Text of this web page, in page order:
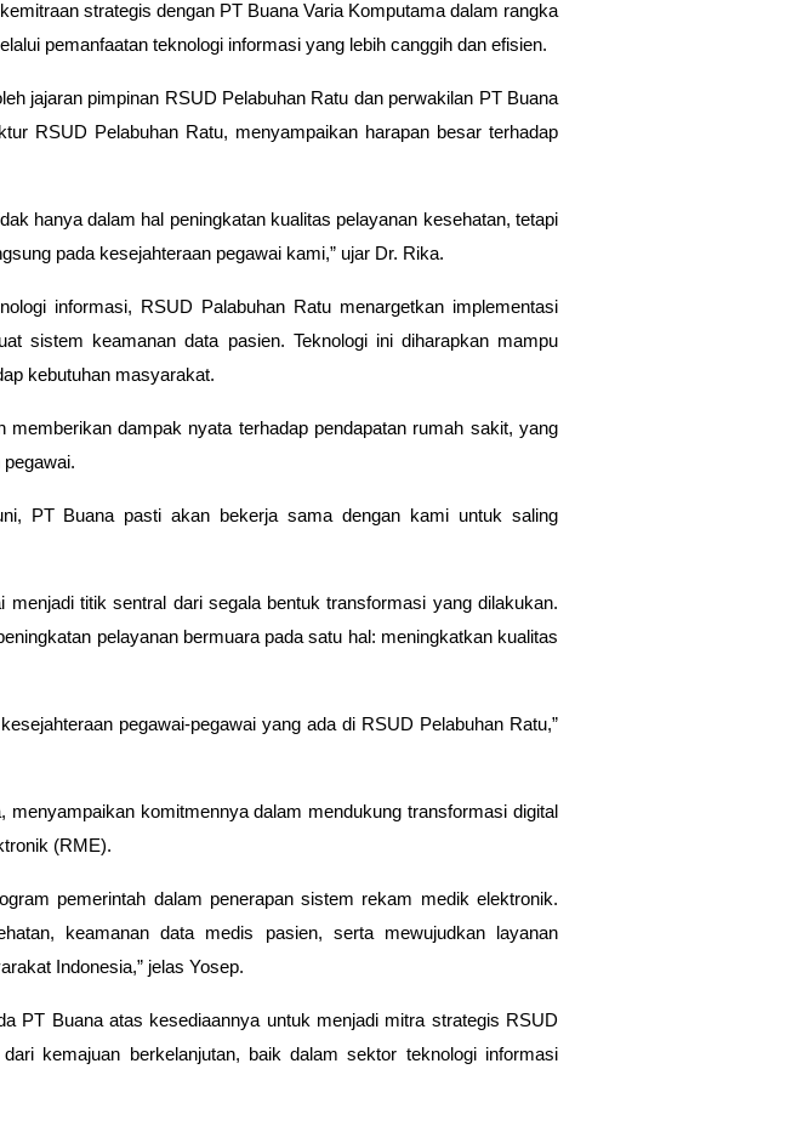
strategis dengan PT Buana Varia Komputama dalam rangka
pemanfaatan teknologi informasi yang lebih canggih dan efisien.
jajaran pimpinan RSUD Pelabuhan Ratu dan perwakilan PT Buana
RSUD Pelabuhan Ratu, menyampaikan harapan besar terhadap
hanya dalam hal peningkatan kualitas pelayanan kesehatan, tetapi
pada kesejahteraan pegawai kami,” ujar Dr. Rika.
informasi, RSUD Palabuhan Ratu menargetkan implementasi
sistem keamanan data pasien. Teknologi ini diharapkan mampu
kebutuhan masyarakat.
memberikan dampak nyata terhadap pendapatan rumah sakit, yang
pegawai.
PT Buana pasti akan bekerja sama dengan kami untuk saling
titik sentral dari segala bentuk transformasi yang dilakukan.
pelayanan bermuara pada satu hal: meningkatkan kualitas
pegawai-pegawai yang ada di RSUD Pelabuhan Ratu,”
menyampaikan komitmennya dalam mendukung transformasi digital
(RME).
pemerintah dalam penerapan sistem rekam medik elektronik.
keamanan data medis pasien, serta mewujudkan layanan
Indonesia,” jelas Yosep.
PT Buana atas kesediaannya untuk menjadi mitra strategis RSUD
kemajuan berkelanjutan, baik dalam sektor teknologi informasi